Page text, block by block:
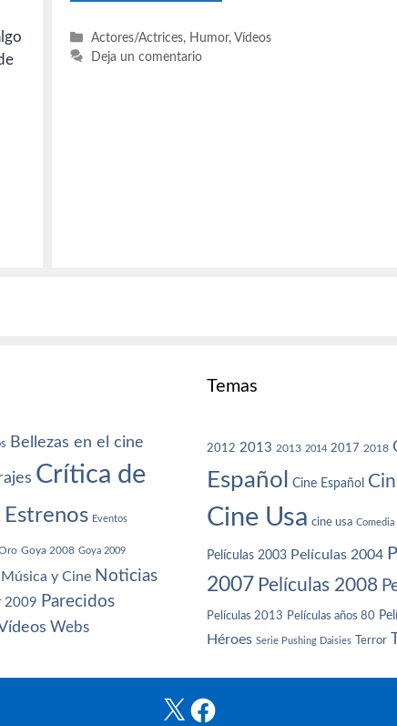
Categorías
Actores/Actrices, Humor,Vídeos
Deja un comentario
Bellezas en el cine
Crítica de
Estrenos Eventos
Goya 2008 Goya 2009
Música y Cine Noticias
2009 Parecidos
Webs
Temas
2012 2013 2013 2014 2017 2018
Español
Cine Español
Cine Usa cine usa Comedia
Películas 2003 Películas 2004
2007 Películas 2008
Películas 2013 Películas años 80
Héroes Serie Pushing Daisies Terror
X Facebook